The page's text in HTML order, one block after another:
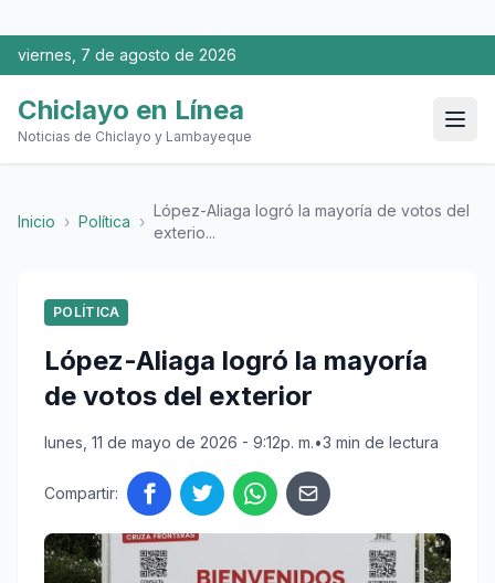
viernes, 7 de agosto de 2026
Chiclayo en Línea
Noticias de Chiclayo y Lambayeque
Inicio › Política ›
López-Aliaga logró la mayoría de votos del
exterio...
POLÍTICA
López-Aliaga logró la mayoría
de votos del exterior
lunes, 11 de mayo de 2026 - 9:12p. m.•3 min de lectura
Compartir: